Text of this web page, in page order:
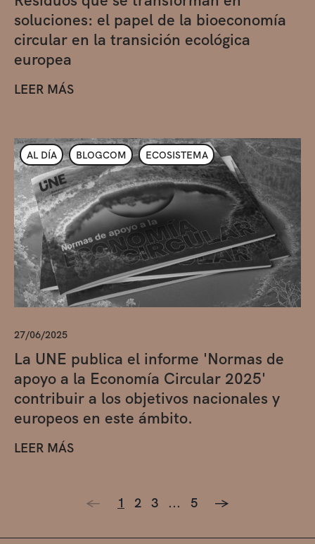
soluciones: el papel de la bioeconomía
circular en la transición ecológica
europea
LEER MÁS
AL DÍA BLOGCOM ECOSISTEMA
27/06/2025
La UNE publica el informe 'Normas de
apoyo a la Economía Circular 2025'
contribuir a los objetivos nacionales y
europeos en este ámbito.
LEER MÁS
<- 1 2 3 ... 5 ->